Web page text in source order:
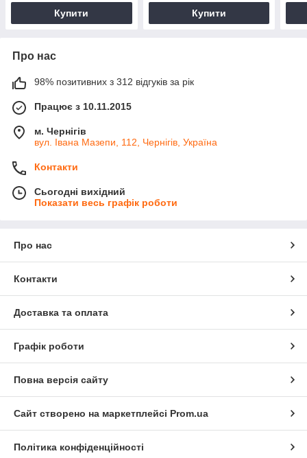
Купити Купити
Про нас
98% позитивних з 312 відгуків за рік
Працює з 10.11.2015
м. Чернігів
вул. Івана Мазепи, 112, Чернігів, Україна
Контакти
Сьогодні вихідний
Показати весь графік роботи
Про нас
Контакти
Доставка та оплата
Графік роботи
Повна версія сайту
Сайт створено на маркетплейсі Prom.ua
Політика конфіденційності